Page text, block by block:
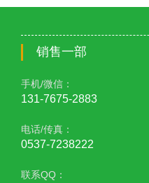
销售一部
手机/微信：
131-7675-2883
电话/传真：
0537-7238222
联系QQ：